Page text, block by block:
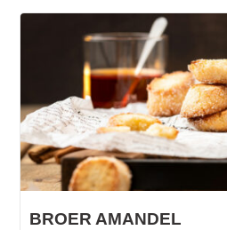
BROER AMANDEL